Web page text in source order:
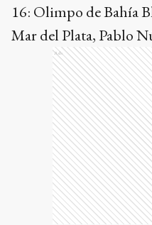
16: Olimpo de Bahía
Mar del Plata, Pablo
Ads